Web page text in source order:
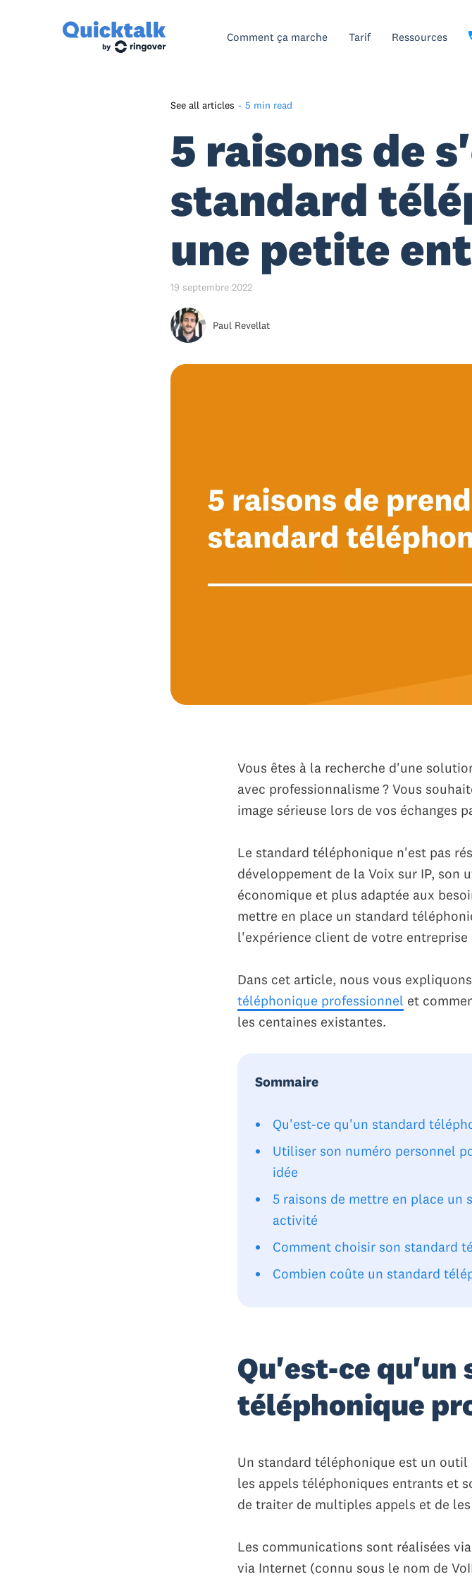
Comment ça marche Tarif Ressources
See all articles - 5 min read
5 raisons de
standard
une petite
19 septembre 2022
Paul Revellat
Vous êtes à la recherche d'une
avec professionnalisme ? Vous
image sérieuse lors de vos échanges
Le standard téléphonique n'est pas
développement de la Voix sur IP,
économique et plus adaptée aux
mettre en place un standard
l'expérience client de votre
Dans cet article, nous vous
téléphonique professionnel et
les centaines existantes.
téléphonique professionnel ?
pour son entreprise, la fausse
Sommaire
Qu'est-ce qu'un standard
Utiliser son numéro personnel
idée
5 raisons de mettre en place un
activité
Comment choisir son standard
Combien coûte un standard
Qu'est-ce qu'un
téléphonique
Un standard téléphonique est un
les appels téléphoniques entrants et
de traiter de multiples appels et de
Les communications sont réalisées
via Internet (connu sous le nom de